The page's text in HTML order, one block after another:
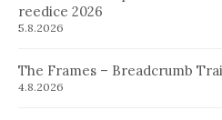
reedice 2026
5.8.2026
The Frames – Breadcrumb
4.8.2026